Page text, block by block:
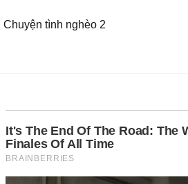
Chuyện tình nghèo 2